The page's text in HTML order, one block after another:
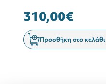
310,00€
Προσθήκη στο καλάθι